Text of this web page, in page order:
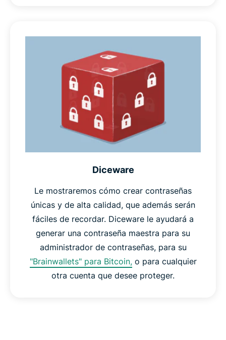
Diceware
Le mostraremos cómo crear contraseñas
únicas y de alta calidad, que además serán
fáciles de recordar. Diceware le ayudará a
generar una contraseña maestra para su
administrador de contraseñas, para su
"Brainwallets" para Bitcoin,o para cualquier
otra cuenta que desee proteger.